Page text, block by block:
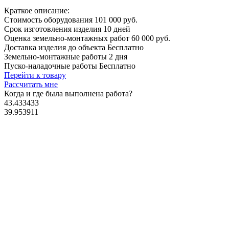
Краткое описание:
Стоимость оборудования 101 000 руб.
Срок изготовления изделия 10 дней
Оценка земельно-монтажных работ 60 000 руб.
Доставка изделия до объекта Бесплатно
Земельно-монтажные работы 2 дня
Пуско-наладочные работы Бесплатно
Перейти к товару
Рассчитать мне
Когда и где была выполнена работа?
43.433433
39.953911